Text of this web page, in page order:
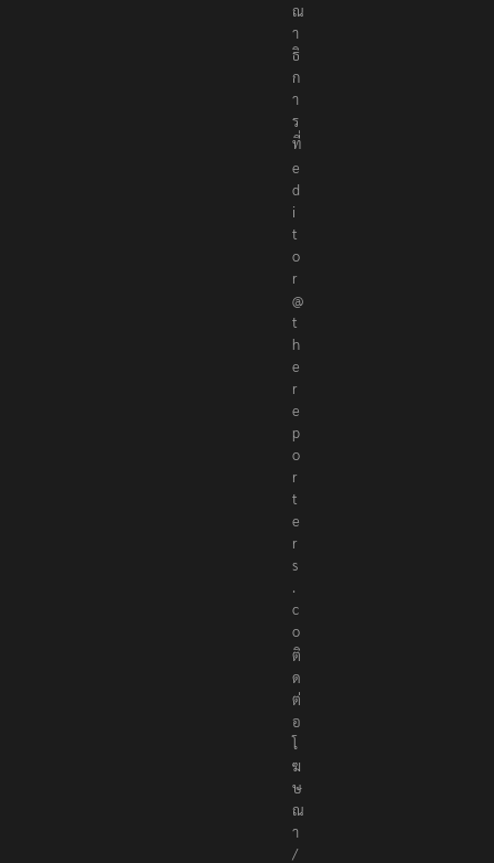
ณ
า
ธิ
ก
า
ร
ที่
e
d
i
t
o
r
@
t
h
e
r
e
p
o
r
t
e
r
s
.
c
o
ติ
ด
ต่
อ
โ
ฆ
ษ
ณ
า
/